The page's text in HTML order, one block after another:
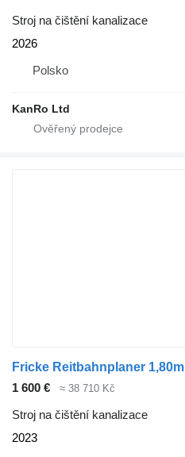
Stroj na čištění kanalizace
2026
Polsko
KanRo Ltd
Fricke Reitbahnplaner 1,80m
1 600 €
≈ 38 710 Kč
Stroj na čištění kanalizace
2023